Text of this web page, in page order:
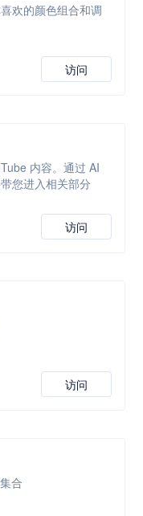
欢的颜色组合和调
访问
内容。通过 AI
您进入相关部分
访问
访问
合